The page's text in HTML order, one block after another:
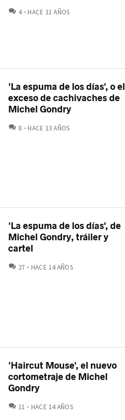
4 COMENTARIOS
HACE 11 AÑOS
'La espuma de los días', o el
exceso de cachivaches de
Michel Gondry
8 COMENTARIOS
HACE 13 AÑOS
'La espuma de los días', de
Michel Gondry, tráiler y
cartel
27 COMENTARIOS
HACE 14 AÑOS
'Haircut Mouse', el nuevo
cortometraje de Michel
Gondry
11 COMENTARIOS
HACE 14 AÑOS